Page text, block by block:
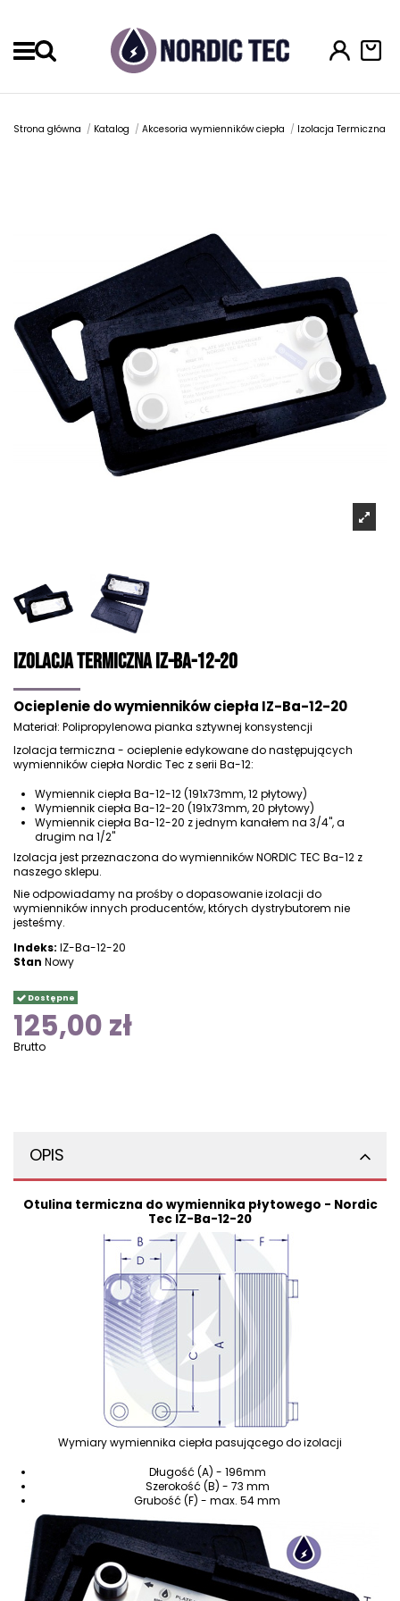
Strona główna Katalog Akcesoria wymienników ciepła Izolacja Termiczna
Izolacja Termiczna IZ-Ba-12-20
Ocieplenie do wymienników ciepła IZ-Ba-12-20
Materiał: Polipropylenowa pianka sztywnej konsystencji
Izolacja termiczna - ocieplenie edykowane do następujących
wymienników ciepła Nordic Tec z serii Ba-12:
Wymiennik ciepła Ba-12-12 (191x73mm, 12 płytowy)
Wymiennik ciepła Ba-12-20 (191x73mm, 20 płytowy)
Wymiennik ciepła Ba-12-20 z jednym kanałem na 3/4", a
drugim na 1/2"
Izolacja jest przeznaczona dowymienników NORDIC TEC Ba-12 z
naszego sklepu.
Nie odpowiadamy na prośby o dopasowanie izolacji do
wymienników innych producentów, których dystrybutorem nie
jesteśmy.
Indeks: IZ-Ba-12-20
Stan Nowy
Dostępne
125,00 zł
Brutto
OPIS
Otulina termiczna do wymiennika płytowego - Nordic
Tec IZ-Ba-12-20
Wymiary wymiennika ciepła pasującego do izolacji
Długość (A) - 196mm
Szerokość (B) - 73 mm
Grubość (F) - max. 54 mm